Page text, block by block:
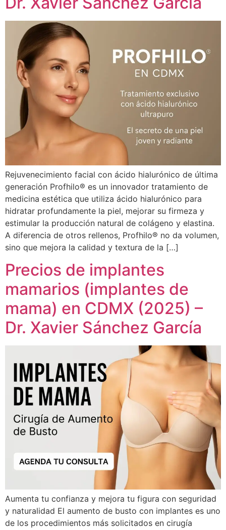
Rejuvenecimiento facial con ácido hialurónico de última
generación Profhilo® es un innovador tratamiento de
medicina estética que utiliza ácido hialurónico para
hidratar profundamente la piel, mejorar su firmeza y
estimular la producción natural de colágeno y elastina.
A diferencia de otros rellenos, Profhilo® no da volumen,
sino que mejora la calidad y textura de la […]
Precios de implantes
mamarios (implantes de
mama) en CDMX (2025) –
Dr. Xavier Sánchez García
Aumenta tu confianza y mejora tu figura con seguridad
y naturalidad El aumento de busto con implantes es uno
de los procedimientos más solicitados en cirugía